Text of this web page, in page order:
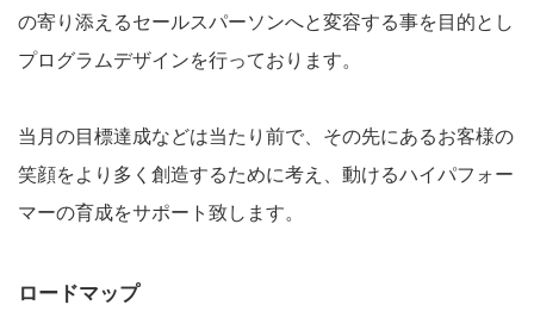
の寄り添えるセールスパーソンへと変容する事を目的とし
プログラムデザインを行っております。
当月の目標達成などは当たり前で、その先にあるお客様の
笑顔をより多く創造するために考え、動けるハイパフォー
マーの育成をサポート致します。
ロードマップ